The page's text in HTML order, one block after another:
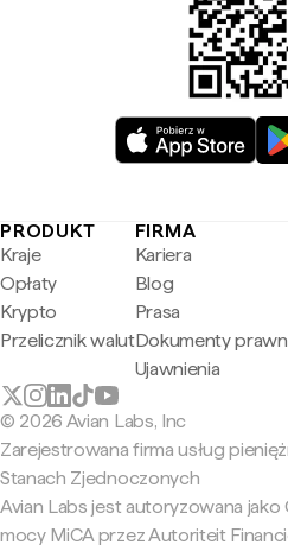
PRODUKT
Kraje
Opłaty
Krypto
Przelicznik walut
FIRMA
Kariera
Blog
Prasa
Dokumenty
Ujawnienia
© 2026 Avian Labs, Inc
Zarejestrowana firma usług
Stanach Zjednoczonych
Avian Labs jest autoryzowana jako
mocy MiCA przez Autoriteit